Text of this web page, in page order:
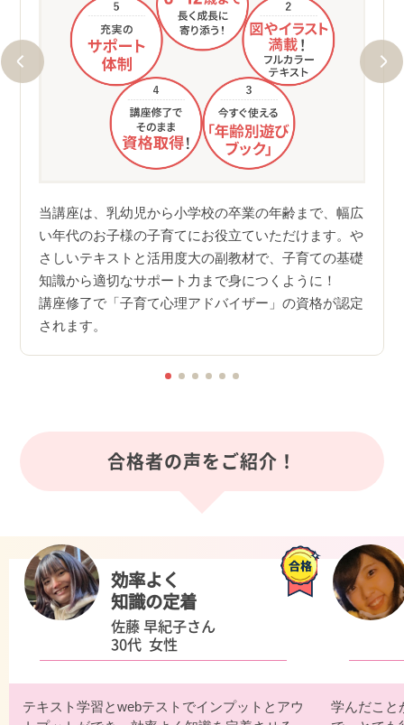
当講座は、乳幼児から小学校の卒業の年齢まで、幅広
い年代のお子様の子育てにお役立ていただけます。や
さしいテキストと活用度大の副教材で、子育ての基礎
知識から適切なサポート力まで身につくように！
講座修了で「子育て心理アドバイザー」の資格が認定
されます。
合格者の声をご紹介！
効率よく
知識の定着
佐藤 早紀子さん
30代 女性
テキスト学習とwebテストでインプットとアウ
学んだこと